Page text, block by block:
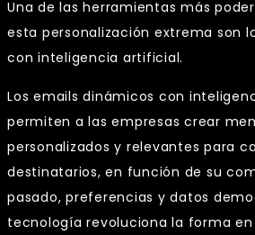
Una de las herramientas más
esta personalización extrema son
con inteligencia artificial.
Los emails dinámicos con
permiten a las empresas crear
personalizados y relevantes para
destinatarios, en función de su
pasado, preferencias y datos
tecnología revoluciona la forma